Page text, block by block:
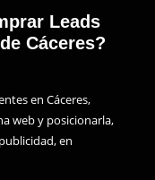
Leads
Cáceres?
en Cáceres,
web y posicionarla,
en